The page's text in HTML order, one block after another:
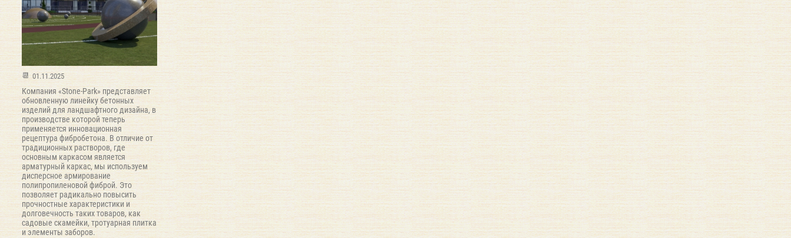
01.11.2025
Компания «Stone-Park» представляет
обновленную линейку бетонных
изделий для ландшафтного дизайна, в
производстве которой теперь
применяется инновационная
рецептура фибробетона. В отличие от
традиционных растворов, где
основным каркасом является
арматурный каркас, мы используем
дисперсное армирование
полипропиленовой фиброй. Это
позволяет радикально повысить
прочностные характеристики и
долговечность таких товаров, как
садовые скамейки, тротуарная плитка
и элементы заборов.